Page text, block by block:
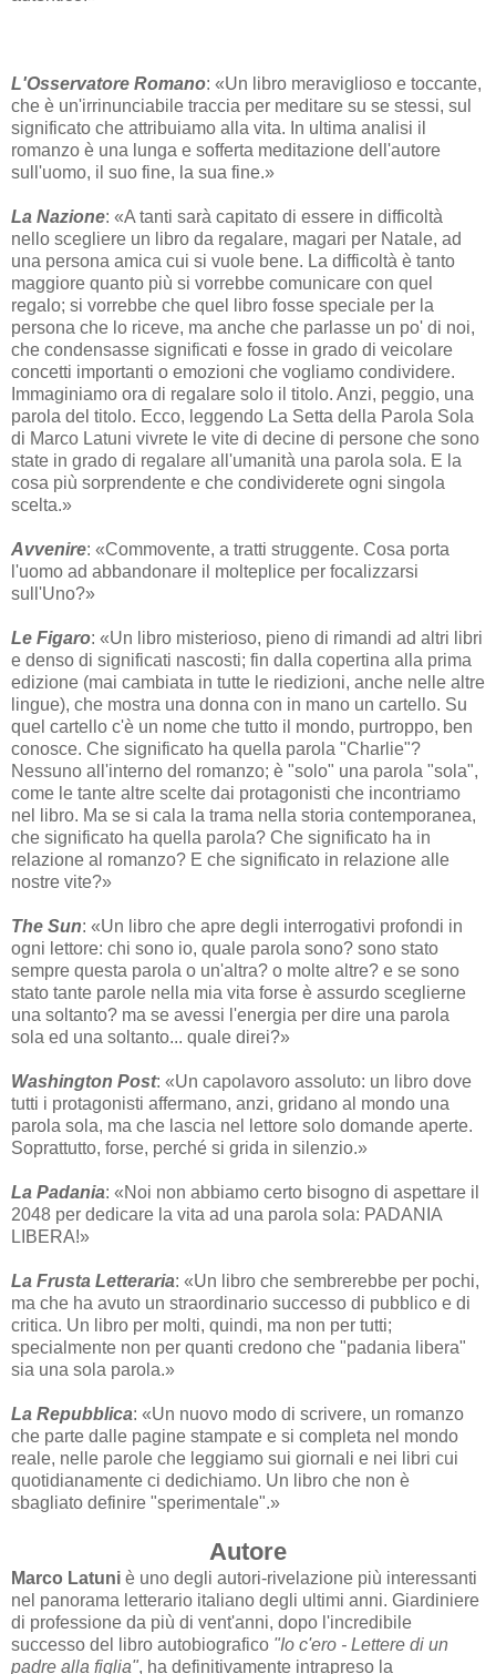
L'Osservatore Romano: «Un libro meraviglioso e toccante,
che è un'irrinunciabile traccia per meditare su se stessi, sul
significato che attribuiamo alla vita. In ultima analisi il
romanzo è una lunga e sofferta meditazione dell'autore
sull'uomo, il suo fine, la sua fine.»
La Nazione: «A tanti sarà capitato di essere in difficoltà
nello scegliere un libro da regalare, magari per Natale, ad
una persona amica cui si vuole bene. La difficoltà è tanto
maggiore quanto più si vorrebbe comunicare con quel
regalo; si vorrebbe che quel libro fosse speciale per la
persona che lo riceve, ma anche che parlasse un po' di noi,
che condensasse significati e fosse in grado di veicolare
concetti importanti o emozioni che vogliamo condividere.
Immaginiamo ora di regalare solo il titolo. Anzi, peggio, una
parola del titolo. Ecco, leggendo La Setta della Parola Sola
di Marco Latuni vivrete le vite di decine di persone che sono
state in grado di regalare all'umanità una parola sola. E la
cosa più sorprendente e che condividerete ogni singola
scelta.»
Avvenire: «Commovente, a tratti struggente. Cosa porta
l'uomo ad abbandonare il molteplice per focalizzarsi
sull'Uno?»
Le Figaro: «Un libro misterioso, pieno di rimandi ad altri libri
e denso di significati nascosti; fin dalla copertina alla prima
edizione (mai cambiata in tutte le riedizioni, anche nelle altre
lingue), che mostra una donna con in mano un cartello. Su
quel cartello c'è un nome che tutto il mondo, purtroppo, ben
conosce. Che significato ha quella parola "Charlie"?
Nessuno all'interno del romanzo; è "solo" una parola "sola",
come le tante altre scelte dai protagonisti che incontriamo
nel libro. Ma se si cala la trama nella storia contemporanea,
che significato ha quella parola? Che significato ha in
relazione al romanzo? E che significato in relazione alle
nostre vite?»
The Sun: «Un libro che apre degli interrogativi profondi in
ogni lettore: chi sono io, quale parola sono? sono stato
sempre questa parola o un'altra? o molte altre? e se sono
stato tante parole nella mia vita forse è assurdo sceglierne
una soltanto? ma se avessi l'energia per dire una parola
sola ed una soltanto... quale direi?»
Washington Post: «Un capolavoro assoluto: un libro dove
tutti i protagonisti affermano, anzi, gridano al mondo una
parola sola, ma che lascia nel lettore solo domande aperte.
Soprattutto, forse, perché si grida in silenzio.»
La Padania: «Noi non abbiamo certo bisogno di aspettare il
2048 per dedicare la vita ad una parola sola: PADANIA
LIBERA!»
La Frusta Letteraria: «Un libro che sembrerebbe per pochi,
ma che ha avuto un straordinario successo di pubblico e di
critica. Un libro per molti, quindi, ma non per tutti;
specialmente non per quanti credono che "padania libera"
sia una sola parola.»
La Repubblica: «Un nuovo modo di scrivere, un romanzo
che parte dalle pagine stampate e si completa nel mondo
reale, nelle parole che leggiamo sui giornali e nei libri cui
quotidianamente ci dedichiamo. Un libro che non è
sbagliato definire "sperimentale".»
Autore
Marco Latuni è uno degli autori-rivelazione più interessanti
nel panorama letterario italiano degli ultimi anni. Giardiniere
di professione da più di vent'anni, dopo l'incredibile
successo del libro autobiografico "Io c'ero - Lettere di un
padre alla figlia", ha definitivamente intrapreso la